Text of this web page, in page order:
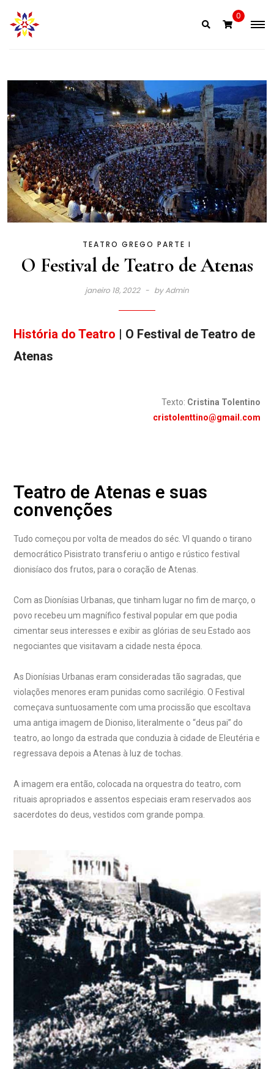
0
TEATRO GREGO PARTE I
O Festival de Teatro de Atenas
janeiro 18, 2022 byAdmin
História do Teatro | O Festival de Teatro de
Atenas
Texto: Cristina Tolentino
cristolenttino@gmail.com
Teatro de Atenas e suas
convenções
Tudo começou por volta de meados do séc. VI quando o tirano
democrático Pisistrato transferiu o antigo e rústico festival
dionisíaco dos frutos, para o coração de Atenas.
Com as Dionísias Urbanas, que tinham lugar no fim de março, o
povo recebeu um magnífico festival popular em que podia
cimentar seus interesses e exibir as glórias de seu Estado aos
negociantes que visitavam a cidade nesta época.
As Dionísias Urbanas eram consideradas tão sagradas, que
violações menores eram punidas como sacrilégio. O Festival
começava suntuosamente com uma procissão que escoltava
uma antiga imagem de Dioniso, literalmente o “deus pai” do
teatro, ao longo da estrada que conduzia à cidade de Eleutéria e
regressava depois a Atenas à luz de tochas.
A imagem era então, colocada na orquestra do teatro, com
rituais apropriados e assentos especiais eram reservados aos
sacerdotes do deus, vestidos com grande pompa.